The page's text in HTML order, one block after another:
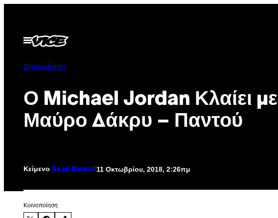
περιεχόμενο
Ανοίξτε
το
Διασκέδαση
Ο Michael Jordan Κλαίει με
Μαύρο Δάκρυ – Παντού
Κείμενο Sean Newell 11 Οκτωβρίου, 2018, 2:26πμ
Kοινοποίηση